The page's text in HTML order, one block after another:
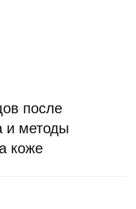
после
и методы
коже